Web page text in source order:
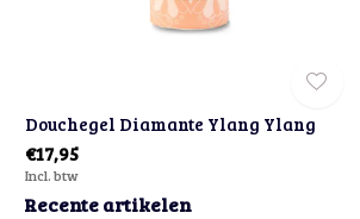
Douchegel Diamante Ylang Ylang
€17,95
Incl. btw
Recente artikelen